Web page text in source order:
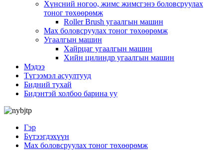
Хүнсний ногоо, жимс жимсгэнэ боловсруулах
тоног төхөөрөмж
Roller Brush угаалгын машин
Мах боловсруулах тоног төхөөрөмж
Угаалгын машин
Хайрцаг угаалгын машин
Хийн цилиндр угаалгын машин
Мэдээ
Түгээмэл асуултууд
Бидний тухай
Бидэнтэй холбоо барина уу
Гэр
Бүтээгдэхүүн
Мах боловсруулах тоног төхөөрөмж